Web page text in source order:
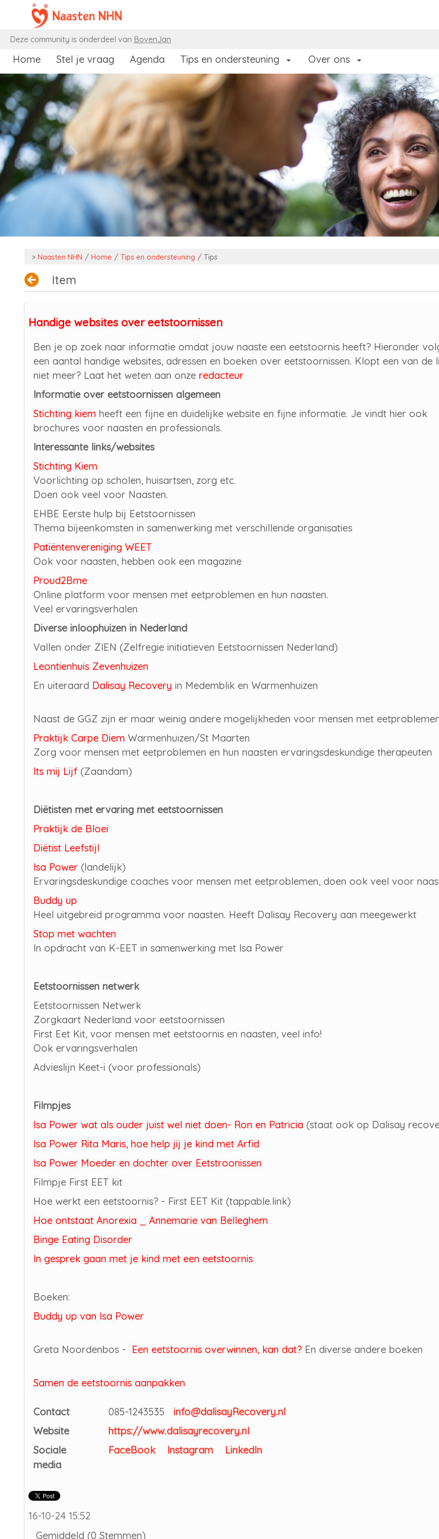
Naar content
Deze community is onderdeel van BovenJan
Home Stel je vraag Agenda Tips en ondersteuning Over ons
> Naasten NHN / Home / Tips en ondersteuning / Tips
Item
Handige websites over eetstoornissen
Ben je op zoek naar informatie omdat jouw naaste een eetstoornis heeft? Hieronder
een aantal handige websites, adressen en boeken over eetstoornissen. Klopt een van de
niet meer? Laat het weten aan onze redacteur
Informatie over eetstoornissen algemeen
Stichting kiem heeft een fijne en duidelijke website en fijne informatie. Je vindt hier ook
brochures voor naasten en professionals.
Interessante links/websites
Stichting Kiem
Voorlichting op scholen, huisartsen, zorg etc.
Doen ook veel voor Naasten.
EHBE Eerste hulp bij Eetstoornissen
Thema bijeenkomsten in samenwerking met verschillende organisaties
Patiëntenvereniging WEET
Ook voor naasten, hebben ook een magazine
Proud2Bme
Online platform voor mensen met eetproblemen en hun naasten.
Veel ervaringsverhalen
Diverse inloophuizen in Nederland
Vallen onder ZIEN (Zelfregie initiatieven Eetstoornissen Nederland)
Leontienhuis Zevenhuizen
En uiteraard Dalisay Recovery in Medemblik en Warmenhuizen
Naast de GGZ zijn er maar weinig andere mogelijkheden voor mensen met
Praktijk Carpe Diem Warmenhuizen/St Maarten
Zorg voor mensen met eetproblemen en hun naasten ervaringsdeskundige therapeuten
Its mij Lijf (Zaandam)
Diëtisten met ervaring met eetstoornissen
Praktijk de Bloei
Diëtist Leefstijl
Isa Power (landelijk)
Ervaringsdeskundige coaches voor mensen met eetproblemen, doen ook veel voor
Buddy up
Heel uitgebreid programma voor naasten. Heeft Dalisay Recovery aan meegewerkt
Stop met wachten
In opdracht van K-EET in samenwerking met Isa Power
Eetstoornissen netwerk
Eetstoornissen Netwerk
Zorgkaart Nederland voor eetstoornissen
First Eet Kit, voor mensen met eetstoornis en naasten, veel info!
Ook ervaringsverhalen
Advieslijn Keet-i (voor professionals)
Filmpjes
Isa Power wat als ouder juist wel niet doen- Ron en Patricia (staat ook op Dalisay
Isa Power Rita Maris, hoe help jij je kind met Arfid
Isa Power Moeder en dochter over Eetstroonissen
Filmpje First EET kit
Hoe werkt een eetstoornis? - First EET Kit (tappable.link)
Hoe ontstaat Anorexia _ Annemarie van Belleghem
Binge Eating Disorder
In gesprek gaan met je kind met een eetstoornis
Boeken:
Buddy up van Isa Power
Greta Noordenbos - Een eetstoornis overwinnen, kan dat? En diverse andere boeken
Samen de eetstoornis aanpakken
Contact 085-1243535 info@dalisayRecovery.nl
Website
https://www.dalisayrecovery.nl
Sociale
media
FaceBook Instagram LinkedIn
16-10-24 15:52
Gemiddeld (0 Stemmen)